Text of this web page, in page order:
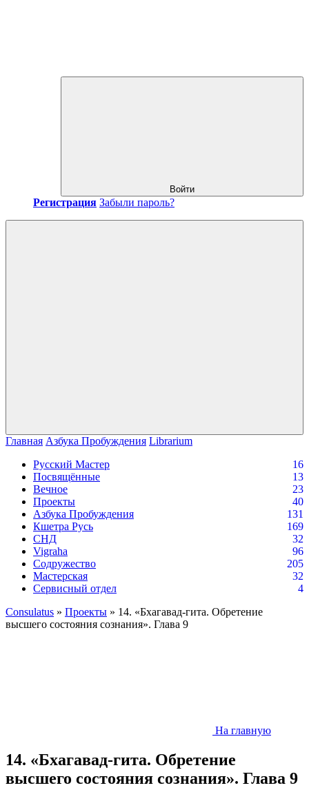
Войти
Регистрация Забыли пароль?
Главная Азбука Пробуждения Librarium
Русский Мастер
16
Посвящённые
13
Вечное
23
Проекты
40
Азбука Пробуждения
131
Кшетра Русь
169
СНД
32
Vigraha
96
Содружество
205
Мастерская
32
Сервисный отдел
4
Consulatus » Проекты » 14. «Бхагавад-гита. Обретение
высшего состояния сознания». Глава 9
На главную
14. «Бхагавад-гита. Обретение
высшего состояния сознания». Глава 9